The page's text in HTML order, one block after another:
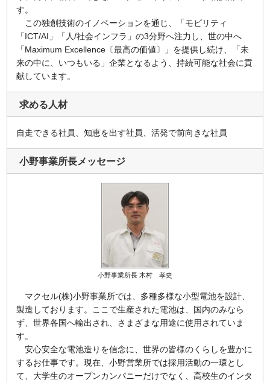
す。
この独創技術のイノベーションを通じ、「モビリティ
「ICT/AI」「人/社会インフラ」の3分野へ注力し、世の中へ
「Maximum Excellence〔最高の価値〕」を提供し続け、「未
来の中に、いつもいる」企業となるよう、持続可能な社会に貢
献しています。
求める人材
自走できる社員、知恵を出す社員、活発で前向きな社員
小野事業所長メッセージ
小野事業所長 木村 孝史
マクセル(株)小野事業所では、多種多様な小型電池を設計、
製造しております。ここで生産された電池は、国内のみなら
ず、世界各国へ輸出され、さまざまな用途に使用されていま
す。
安心安全な電池造りを信念に、世界の皆様のくらしを豊かに
するお仕事です。現在、小野営業所では採用活動の一環とし
て、大学生のオープンカンパニーだけでなく、高校生のインタ